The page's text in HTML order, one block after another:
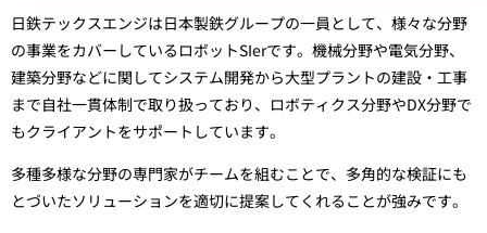
日鉄テックスエンジは日本製鉄グループの一員として、様々な分野
の事業をカバーしているロボットSIerです。機械分野や電気分野、
建築分野などに関してシステム開発から大型プラントの建設・工事
まで自社一貫体制で取り扱っており、ロボティクス分野やDX分野で
もクライアントをサポートしています。
多種多様な分野の専門家がチームを組むことで、多角的な検証にも
とづいたソリューションを適切に提案してくれることが強みです。